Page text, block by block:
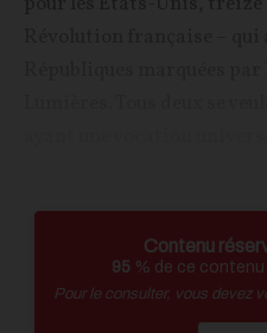
Contenu
95 % de ce
Pour le consulter, vous devez